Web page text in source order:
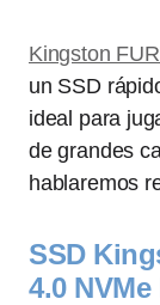
Kingston
un SSD
ideal para
de grandes
hablaremos
SSD
4.0 NVMe